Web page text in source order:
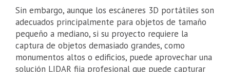
Sin embargo, aunque los escáneres 3D portátiles son
adecuados principalmente para objetos de tamaño
pequeño a mediano, si su proyecto requiere la
captura de objetos demasiado grandes, como
monumentos altos o edificios, puede aprovechar una
solución LIDAR fija profesional que puede capturar